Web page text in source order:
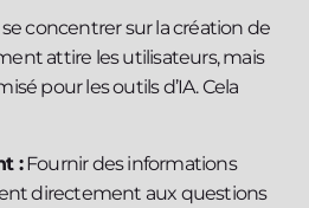
concentrer sur la création de
attire les utilisateurs, mais
pour les outils d’IA. Cela
:Fournir des informations
directement aux questions